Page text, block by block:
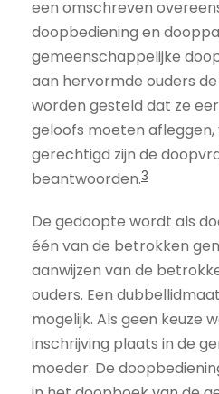
een omschreven
doopbediening en
gemeenschappelijke
aan hervormde ouders
worden gesteld dat ze
geloofs moeten
gerechtigd zijn de
beantwoorden.3
De gedoopte wordt als
één van de betrokken
aanwijzen van de
ouders. Een
mogelijk. Als geen keuze
inschrijving plaats in de
moeder. De